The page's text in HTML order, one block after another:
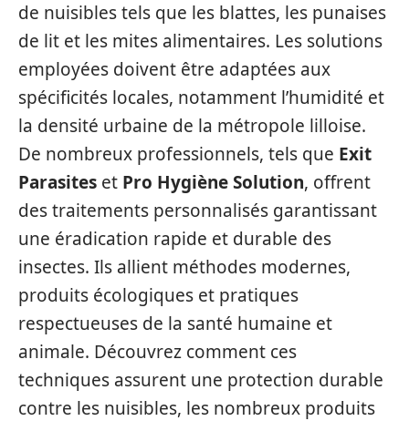
de nuisibles tels que les blattes, les punaises
de lit et les mites alimentaires. Les solutions
employées doivent être adaptées aux
spécificités locales, notamment l’humidité et
la densité urbaine de la métropole lilloise.
De nombreux professionnels, tels que Exit
Parasites et Pro Hygiène Solution, offrent
des traitements personnalisés garantissant
une éradication rapide et durable des
insectes. Ils allient méthodes modernes,
produits écologiques et pratiques
respectueuses de la santé humaine et
animale. Découvrez comment ces
techniques assurent une protection durable
contre les nuisibles, les nombreux produits